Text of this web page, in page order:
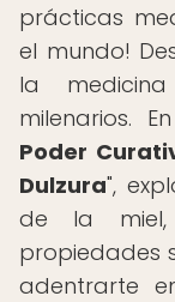
prácticas
el mundo!
la
milenarios.
Poder
Dulzura",
de la
propiedades
adentrarte